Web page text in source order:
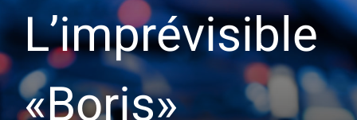
L’imprévisible
«Boris»